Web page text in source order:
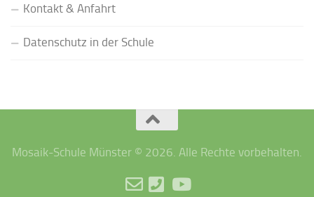
Kontakt & Anfahrt
Datenschutz in der Schule
Mosaik-Schule Münster © 2026. Alle Rechte vorbehalten.